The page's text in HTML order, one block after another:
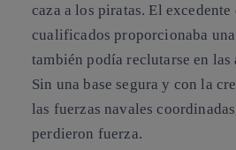
caza a los piratas. El excedente
cualificados proporcionaba
también podía reclutarse en las
Sin una base segura y con la
las fuerzas navales
perdieron fuerza.